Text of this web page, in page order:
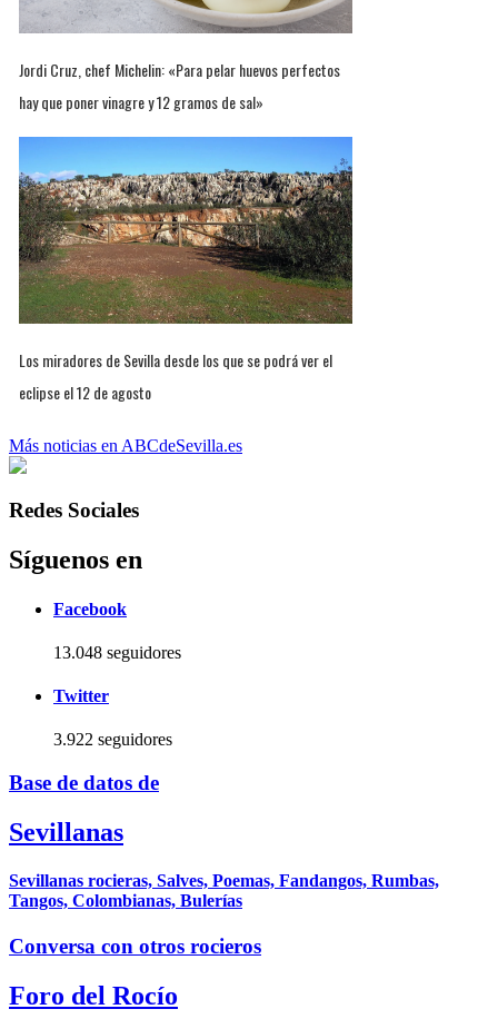
Jordi Cruz, chef Michelin: «Para pelar huevos perfectos
hay que poner vinagre y 12 gramos de sal»
Los miradores de Sevilla desde los que se podrá ver el
eclipse el 12 de agosto
Más noticias en ABCdeSevilla.es
Redes Sociales
Síguenos en
Facebook
13.048 seguidores
Twitter
3.922 seguidores
Base de datos de
Sevillanas
Sevillanas rocieras, Salves, Poemas, Fandangos, Rumbas,
Tangos, Colombianas, Bulerías
Conversa con otros rocieros
Foro del Rocío